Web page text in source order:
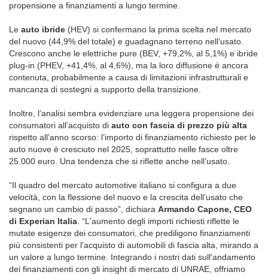
propensione a finanziamenti a lungo termine.
Le auto ibride (HEV) si confermano la prima scelta nel mercato
del nuovo (44,9% del totale) e guadagnano terreno nell’usato.
Crescono anche le elettriche pure (BEV, +79,2%, al 5,1%) e ibride
plug-in (PHEV, +41,4%, al 4,6%), ma la loro diffusione è ancora
contenuta, probabilmente a causa di limitazioni infrastrutturali e
mancanza di sostegni a supporto della transizione.
Inoltre, l’analisi sembra evidenziare una leggera propensione dei
consumatori all’acquisto di auto con fascia di prezzo più alta
rispetto all’anno scorso: l’importo di finanziamento richiesto per le
auto nuove è cresciuto nel 2025, soprattutto nelle fasce oltre
25.000 euro. Una tendenza che si riflette anche nell’usato.
“Il quadro del mercato automotive italiano si configura a due
velocità, con la flessione del nuovo e la crescita dell’usato che
segnano un cambio di passo”, dichiara Armando Capone, CEO
di Experian Italia . “L'aumento degli importi richiesti riflette le
mutate esigenze dei consumatori, che prediligono finanziamenti
più consistenti per l'acquisto di automobili di fascia alta, mirando a
un valore a lungo termine. Integrando i nostri dati sull'andamento
dei finanziamenti con gli insight di mercato di UNRAE, offriamo